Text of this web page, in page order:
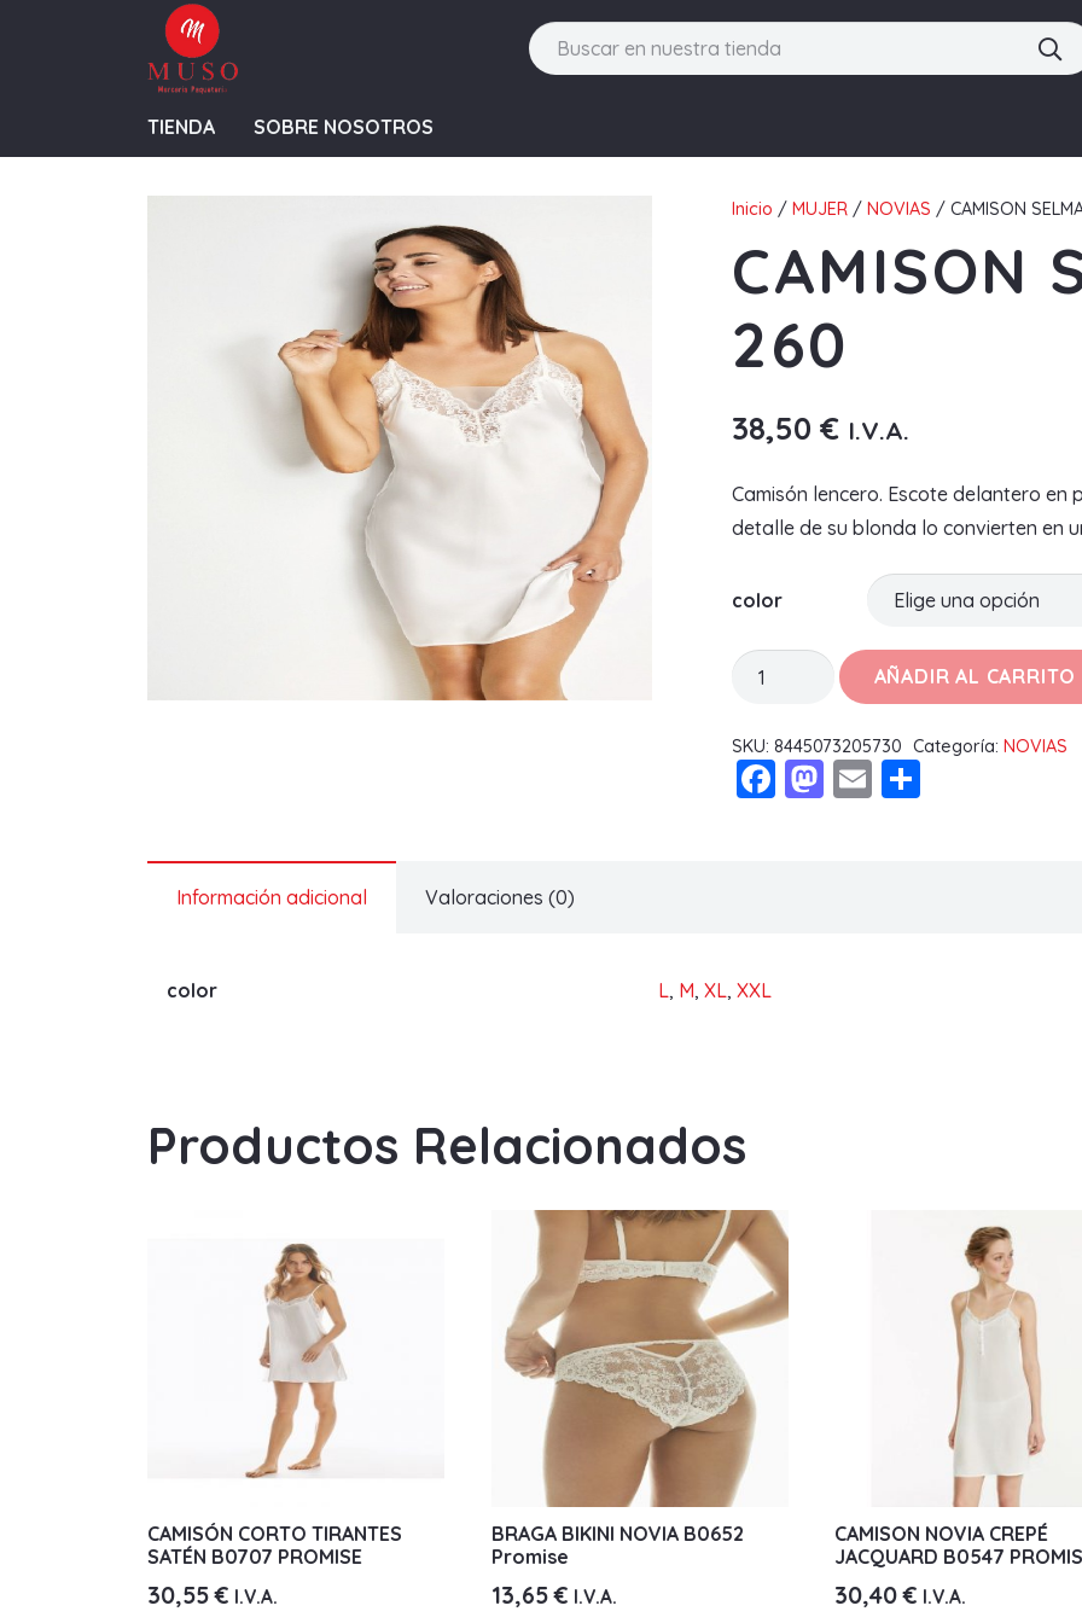
TIENDA SOBRE NOSOTROS
Inicio / MUJER / NOVIAS / CAMISON
CAMISON
260
38,50 € I.V.A.
Camisón lencero. Escote delantero
detalle de su blonda lo convierten en
color
CAMISON
260
cantidad
AÑADIR AL CARRITO
SKU: 8445073205730 Categoría: NOVIAS
Facebook
Mastodon
Email
Información adicional Valoraciones (0)
color L, M, XL, XXL
Productos Relacionados
CAMISÓN CORTO TIRANTES
SATÉN B0707 PROMISE
30,55€ I.V.A.
BRAGA BIKINI NOVIA B0652
Promise
13,65€ I.V.A.
CAMISON NOVIA CREPÉ
JACQUARD B0547
30,40€ I.V.A.